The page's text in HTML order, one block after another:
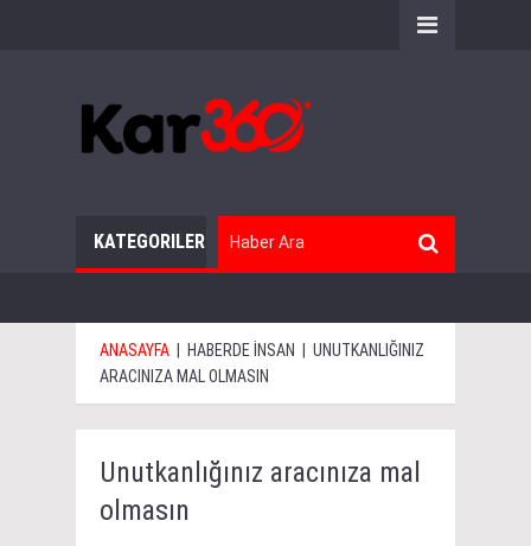
KATEGORILER
ANASAYFA | HABERDE İNSAN | UNUTKANLIĞINIZ
ARACINIZA MAL OLMASIN
Unutkanlığınız aracınıza mal
olmasın